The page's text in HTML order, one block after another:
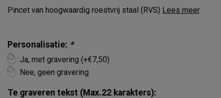
Pincet van hoogwaardig roestvrij staal (RVS) Lees meer.
Personalisatie: *
Ja, met gravering (+€7,50)
Nee, geen gravering
Te graveren tekst (Max.22 karakters):